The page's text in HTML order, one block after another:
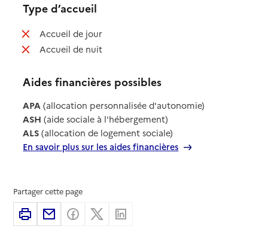
Type d’accueil
Accueil de jour: non disponible
Accueil de nuit: non disponible
Aides financières possibles
APA (allocation personnalisée d'autonomie)
ASH (aide sociale à l'hébergement)
ALS (allocation de logement sociale)
En savoir plus sur les aides financières
Partager cette page
ImprimerPartager par email
Partager sur Facebook
Partager sur X